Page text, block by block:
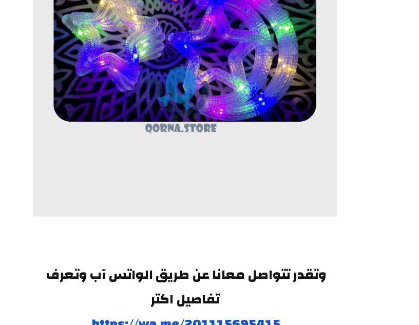
تفاصيل اكتر